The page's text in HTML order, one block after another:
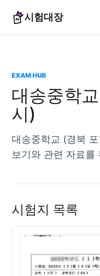
시험대장
EXAM HUB
대송중학
시)
대송중학교 (경북
보기와 관련 자료를
시험지 목록